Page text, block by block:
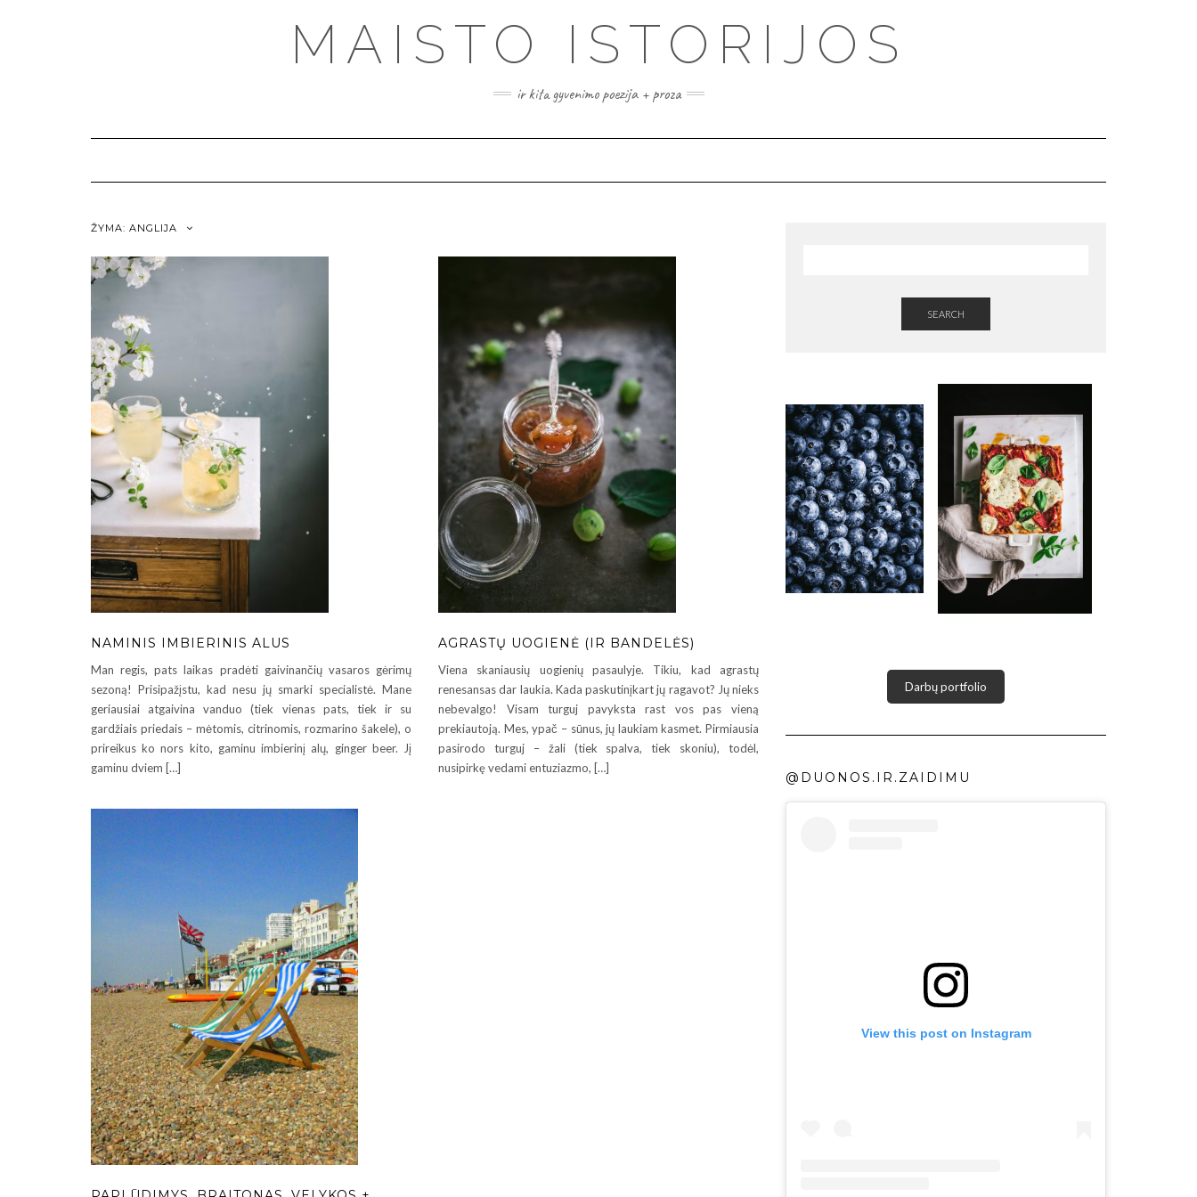
MAISTO ISTORIJOS
ir kita gyvenimo poezija + proza
ŽYMA: ANGLIJA
NAMINIS IMBIERINIS ALUS
Man regis, pats laikas pradėti gaivinančių vasaros gėrimų
sezoną! Prisipažįstu, kad nesu jų smarki specialistė. Mane
geriausiai atgaivina vanduo (tiek vienas pats, tiek ir su
gardžiais priedais – mėtomis, citrinomis, rozmarino šakele), o
prireikus ko nors kito, gaminu imbierinį alų, ginger beer. Jį
gaminu dviem […]
AGRASTŲ UOGIENĖ (IR BANDELĖS)
Viena skaniausių uogienių pasaulyje. Tikiu, kad agrastų
renesansas dar laukia. Kada paskutinįkart jų ragavot? Jų nieks
nebevalgo! Visam turguj pavyksta rast vos pas vieną
prekiautoją. Mes, ypač – sūnus, jų laukiam kasmet. Pirmiausia
pasirodo turguj – žali (tiek spalva, tiek skoniu), todėl,
nusipirkę vedami entuziazmo, […]
SEARCH
Darbų portfolio
@DUONOS.IR.ZAIDIMU
View this post on Instagram